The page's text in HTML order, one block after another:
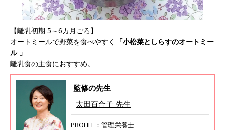
【離乳初期 5～6カ月ごろ】
オートミールで野菜を食べやすく
「小松菜としらすのオートミー
ル 」
離乳食の主食におすすめ。
監修の先生
太田百合子 先生
PROFILE：管理栄養士